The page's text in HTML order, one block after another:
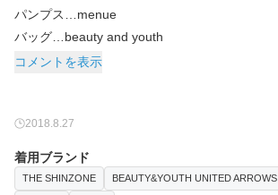
パンプス…menue
コメントを表示
2018.8.27
着用ブランド
THE SHINZONE BEAUTY&YOUTH UNITED ARROWS